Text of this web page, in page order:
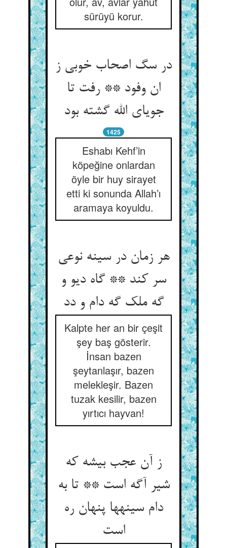
sürüyü korur.
در سگ اصحاب خوبی ز
ان وفود ** رفت تا
جویای الله گشته بود
1425
Eshabı Kehf’in
köpeğine onlardan
öyle bir huy sirayet
etti ki sonunda Allah’ı
aramaya koyuldu.
هر زمان در سینه نوعی
سر کند ** گاه دیو و
گه ملک گه دام و دد
Kalpte her an bir çeşit
şey baş gösterir.
İnsan bazen
şeytanlaşır, bazen
melekleşir. Bazen
tuzak kesilir, bazen
yırtıcı hayvan!
ز آن عجب بیشه که
شیر آگه است ** تا به
دام سینه‏ها پنهان ره
است‏